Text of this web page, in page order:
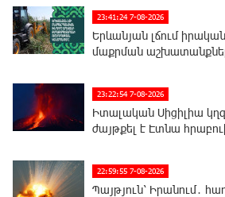
23:41:24 7-08-2026
Երևանյան լճում
մաքրման
23:22:54 7-08-2026
Իտալական Սիցիլիա
ժայթքել է Էտնա
22:59:55 7-08-2026
Պայթյուն՝ Իրանում․